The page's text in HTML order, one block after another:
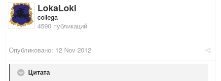
LokaLoki
collega
4590 публикаций
Опубликовано: 12 Nov 2012
Цитата